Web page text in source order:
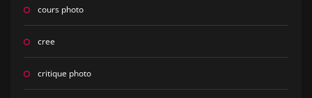
cours photo
cree
critique photo